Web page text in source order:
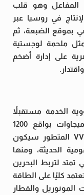
المفاعل وهو قلب
في روسيا عبر
بموقع الضبعة، ثم
ملحمة لوجستية
على إدارة أضخم
الخدمة مستقبلاً
بإجمالي قدرة إنتاجية تصل إلى 4800 ميجاوات بواقع 1200
ميجاوات لكل وحدة من طراز VVER-1200 المتطور سيكون
الحديثة، ومنها
تمتد لتربط البحرين
كليًا على الطاقة
المونوريل والقطار